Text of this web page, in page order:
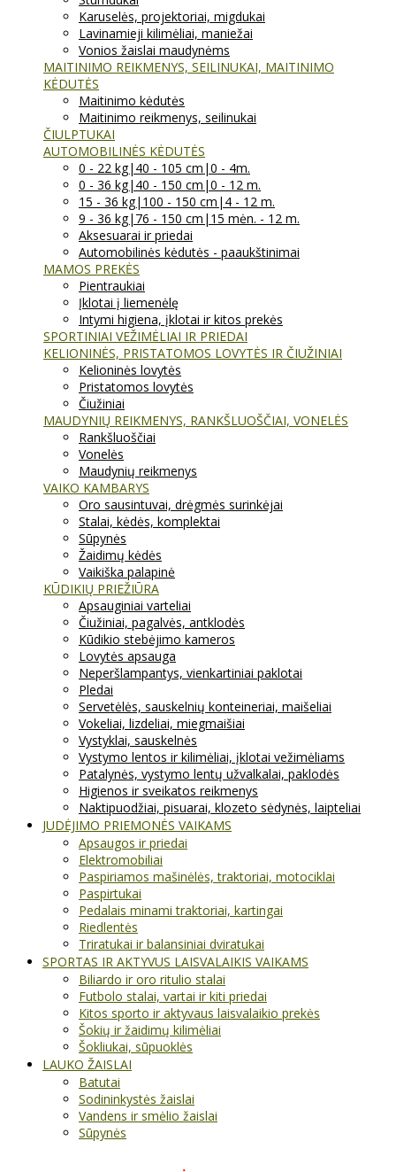
Karuselės, projektoriai, migdukai
Lavinamieji kilimėliai, maniežai
Vonios žaislai maudynėms
MAITINIMO REIKMENYS, SEILINUKAI, MAITINIMO
KĖDUTĖS
Maitinimo kėdutės
Maitinimo reikmenys, seilinukai
ČIULPTUKAI
AUTOMOBILINĖS KĖDUTĖS
0 - 22 kg|40 - 105 cm|0 - 4m.
0 - 36 kg|40 - 150 cm|0 - 12 m.
15 - 36 kg|100 - 150 cm|4 - 12 m.
9 - 36 kg|76 - 150 cm|15 mėn. - 12 m.
Aksesuarai ir priedai
Automobilinės kėdutės - paaukštinimai
MAMOS PREKĖS
Pientraukiai
Įklotai į liemenėlę
Intymi higiena, įklotai ir kitos prekės
SPORTINIAI VEŽIMĖLIAI IR PRIEDAI
KELIONINĖS, PRISTATOMOS LOVYTĖS IR ČIUŽINIAI
Kelioninės lovytės
Pristatomos lovytės
Čiužiniai
MAUDYNIŲ REIKMENYS, RANKŠLUOŠČIAI, VONELĖS
Rankšluoščiai
Vonelės
Maudynių reikmenys
VAIKO KAMBARYS
Oro sausintuvai, drėgmės surinkėjai
Stalai, kėdės, komplektai
Sūpynės
Žaidimų kėdės
Vaikiška palapinė
KŪDIKIŲ PRIEŽIŪRA
Apsauginiai varteliai
Čiužiniai, pagalvės, antklodės
Kūdikio stebėjimo kameros
Lovytės apsauga
Neperšlampantys, vienkartiniai paklotai
Pledai
Servetėlės, sauskelnių konteineriai, maišeliai
Vokeliai, lizdeliai, miegmaišiai
Vystyklai, sauskelnės
Vystymo lentos ir kilimėliai, įklotai vežimėliams
Patalynės, vystymo lentų užvalkalai, paklodės
Higienos ir sveikatos reikmenys
Naktipuodžiai, pisuarai, klozeto sėdynės, laipteliai
JUDĖJIMO PRIEMONĖS VAIKAMS
Apsaugos ir priedai
Elektromobiliai
Paspiriamos mašinėlės, traktoriai, motociklai
Paspirtukai
Pedalais minami traktoriai, kartingai
Riedlentės
Triratukai ir balansiniai dviratukai
SPORTAS IR AKTYVUS LAISVALAIKIS VAIKAMS
Biliardo ir oro ritulio stalai
Futbolo stalai, vartai ir kiti priedai
Kitos sporto ir aktyvaus laisvalaikio prekės
Šokių ir žaidimų kilimėliai
Šokliukai, sūpuoklės
LAUKO ŽAISLAI
Batutai
Sodininkystės žaislai
Vandens ir smėlio žaislai
Sūpynės